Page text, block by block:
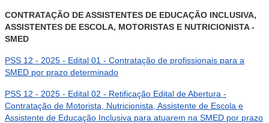
CONTRATAÇÃO DE ASSISTENTES DE EDUCAÇÃO INCLUSIVA,
ASSISTENTES DE ESCOLA, MOTORISTAS E NUTRICIONISTA -
SMED
PSS 12 - 2025 - Edital 01 - Contratação de profissionais para a
SMED por prazo determinado
PSS 12 - 2025 - Edital 02 - Retificação Edital de Abertura -
Contratação de Motorista, Nutricionista, Assistente de Escola e
Assistente de Educação Inclusiva para atuarem na SMED por prazo